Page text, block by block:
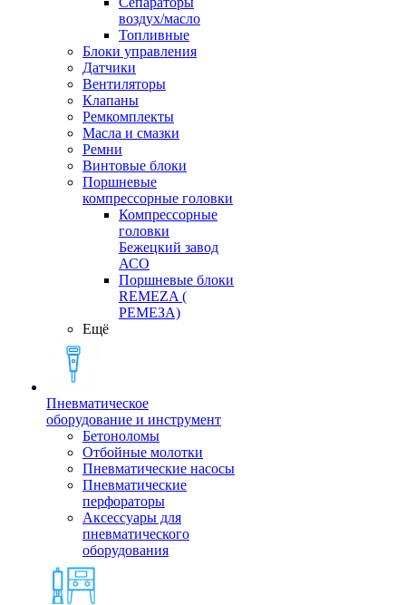
воздух/масло
Топливные
Блоки управления
Датчики
Вентиляторы
Клапаны
Ремкомплекты
Масла и смазки
Ремни
Винтовые блоки
Поршневые
компрессорные головки
Компрессорные
головки
Бежецкий завод
АСО
Поршневые блоки
REMEZA (
РЕМЕЗА)
Ещё
Пневматическое
оборудование и инструмент
Бетоноломы
Отбойные молотки
Пневматические насосы
Пневматические
перфораторы
Аксессуары для
пневматического
оборудования